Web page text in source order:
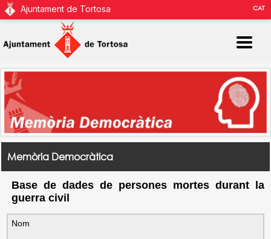
Ajuntament de Tortosa CAT
Memòria Democràtica
Base de dades de persones mortes durant la
guerra civil
Nom